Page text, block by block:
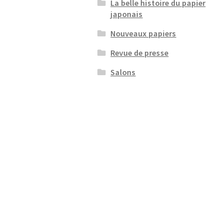
La belle histoire du papier
japonais
Nouveaux papiers
Revue de presse
Salons